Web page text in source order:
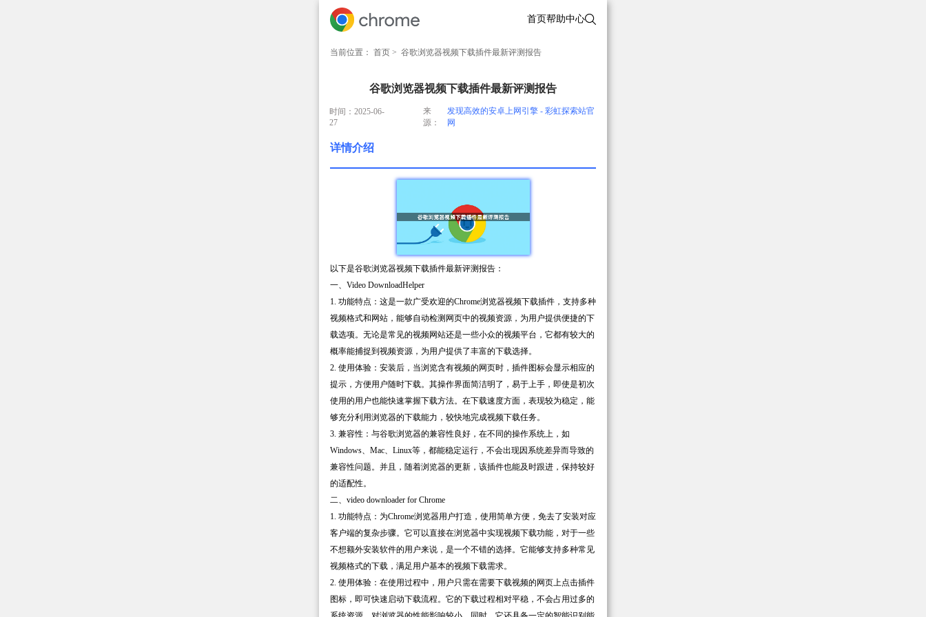
首页帮助中心
当前位置： 首页 > 谷歌浏览器视频下载插件最新评测报告
谷歌浏览器视频下载插件最新评测报告
时间：2025-06-
27
来
源：
发现高效的安卓上网引擎 - 彩虹探索站官
网
详情介绍
以下是谷歌浏览器视频下载插件最新评测报告：
一、Video DownloadHelper
1. 功能特点：这是一款广受欢迎的Chrome浏览器视频下载插件，支持多种
视频格式和网站，能够自动检测网页中的视频资源，为用户提供便捷的下
载选项。无论是常见的视频网站还是一些小众的视频平台，它都有较大的
概率能捕捉到视频资源，为用户提供了丰富的下载选择。
2. 使用体验：安装后，当浏览含有视频的网页时，插件图标会显示相应的
提示，方便用户随时下载。其操作界面简洁明了，易于上手，即使是初次
使用的用户也能快速掌握下载方法。在下载速度方面，表现较为稳定，能
够充分利用浏览器的下载能力，较快地完成视频下载任务。
3. 兼容性：与谷歌浏览器的兼容性良好，在不同的操作系统上，如
Windows、Mac、Linux等，都能稳定运行，不会出现因系统差异而导致的
兼容性问题。并且，随着浏览器的更新，该插件也能及时跟进，保持较好
的适配性。
二、video downloader for Chrome
1. 功能特点：为Chrome浏览器用户打造，使用简单方便，免去了安装对应
客户端的复杂步骤。它可以直接在浏览器中实现视频下载功能，对于一些
不想额外安装软件的用户来说，是一个不错的选择。它能够支持多种常见
视频格式的下载，满足用户基本的视频下载需求。
2. 使用体验：在使用过程中，用户只需在需要下载视频的网页上点击插件
图标，即可快速启动下载流程。它的下载过程相对平稳，不会占用过多的